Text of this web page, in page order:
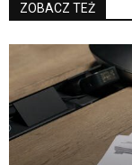
ZOBACZ TEŻ